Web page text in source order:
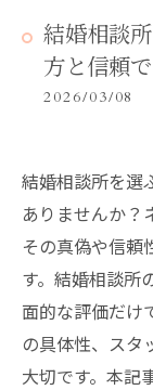
結婚相談
方と信頼
2026/03/08
結婚相談所を選
ありませんか？
その真偽や信頼
す。結婚相談所
面的な評価だけ
の具体性、スタ
大切です。本記